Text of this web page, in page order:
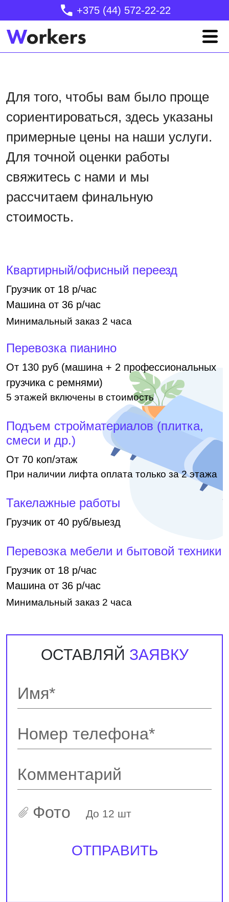
+375 (44) 572-22-22
Для того, чтобы вам было проще
сориентироваться, здесь указаны
примерные цены на наши услуги.
Для точной оценки работы
свяжитесь с нами и мы
рассчитаем финальную
стоимость.
Квартирный/офисный переезд
Грузчик от 18 р/час
Машина от 36 р/час
Минимальный заказ 2 часа
Перевозка пианино
От 130 руб (машина + 2 профессиональных
грузчика с ремнями)
5 этажей включены в стоимость
Подъем стройматериалов (плитка,
смеси и др.)
От 70 коп/этаж
При наличии лифта оплата только за 2 этажа
Такелажные работы
Грузчик от 40 руб/выезд
Перевозка мебели и бытовой техники
Грузчик от 18 р/час
Машина от 36 р/час
Минимальный заказ 2 часа
ОСТАВЛЯЙ ЗАЯВКУ
Фото До 12 шт